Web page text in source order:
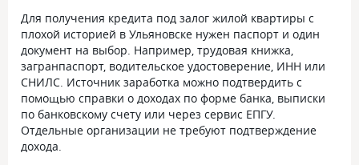
Для получения кредита под залог жилой квартиры с
плохой историей в Ульяновске нужен паспорт и один
документ на выбор. Например, трудовая книжка,
загранпаспорт, водительское удостоверение, ИНН или
СНИЛС. Источник заработка можно подтвердить с
помощью справки о доходах по форме банка, выписки
по банковскому счету или через сервис ЕПГУ.
Отдельные организации не требуют подтверждение
дохода.